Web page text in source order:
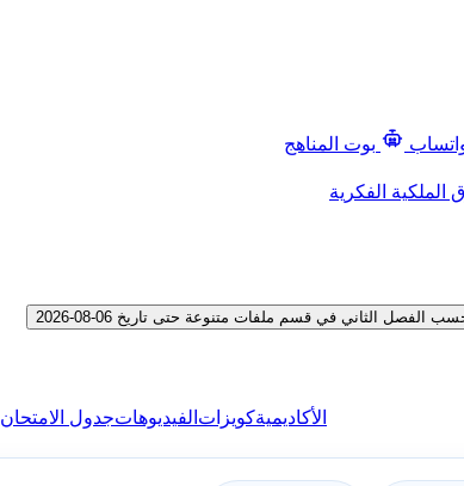
بوت المناهج
الملكية الفكرية
الثاني في قسم ملفات متنوعة حتى تاريخ 06-08-2026
الأكاديميةكويزات الفيديوهاتجدول الامتحان